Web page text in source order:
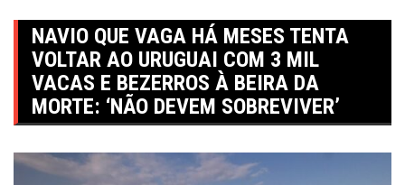
NAVIO QUE VAGA HÁ MESES TENTA
VOLTAR AO URUGUAI COM 3 MIL
VACAS E BEZERROS À BEIRA DA
MORTE: ‘NÃO DEVEM SOBREVIVER’